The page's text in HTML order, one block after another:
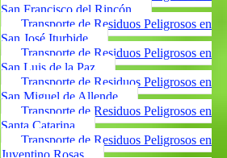
San Francisco del Rincón
Transporte de Residuos Peligrosos en
San José Iturbide
Transporte de Residuos Peligrosos en
San Luis de la Paz
Transporte de Residuos Peligrosos en
San Miguel de Allende
Transporte de Residuos Peligrosos en
Santa Catarina
Transporte de Residuos Peligrosos en
Juventino Rosas